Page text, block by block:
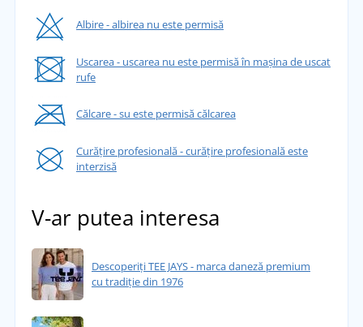
Albire - albirea nu este permisă
Uscarea - uscarea nu este permisă în mașina de uscat
rufe
Călcare - su este permisă călcarea
Curățire profesională - curățire profesională este
interzisă
V-ar putea interesa
Descoperiți TEE JAYS - marca daneză premium
cu tradiție din 1976